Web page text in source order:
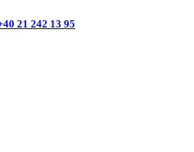
21 242 13 95